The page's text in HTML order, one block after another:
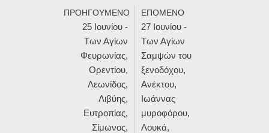
ΠΡΟΗΓΟΥΜΕΝΟ
25 Ιουνίου -
Των Αγίων
Φευρωνίας,
Ορεντίου,
Λεωνίδος,
Λιβύης,
Ευτροπίας,
Σίμωνος,
ΕΠΟΜΕΝΟ
27 Ιουνίου -
Των Αγίων
Σαμψών του
ξενοδόχου,
Ανέκτου,
Ιωάννας
μυροφόρου,
Λουκά,